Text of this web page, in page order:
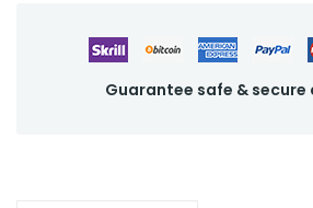
Guarantee safe & secure